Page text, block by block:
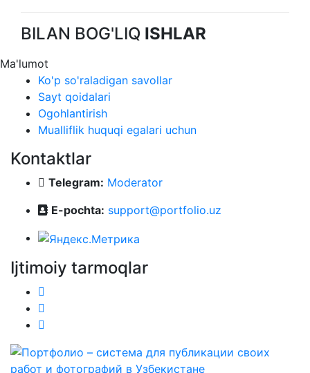
BILAN BOG'LIQ ISHLAR
Ma'lumot
Ko'p so'raladigan savollar
Sayt qoidalari
Ogohlantirish
Mualliflik huquqi egalari uchun
Kontaktlar
Telegram: Moderator
E-pochta: support@portfolio.uz
Ijtimoiy tarmoqlar